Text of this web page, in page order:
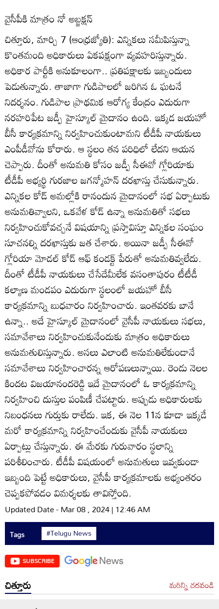
వైసీపీకి మాత్రం నో అబ్జక్షన్‌
చిత్తూరు, మార్చి 7 (ఆంధ్రజ్యోతి): ఎన్నికలు సమీపిస్తున్నా
కొంతమంది అధికారులు ఏకపక్షంగా వ్యవహరిస్తున్నారు.
అధికార పార్టీకి అనుకూలంగా.. ప్రతిపక్షాలకు ఇబ్బందులు
పెడుతున్నారు. తాజాగా గుడిపాలలో జరిగిన ఓ ఘటనే
నిదర్శనం. గుడిపాల ప్రాథమిక ఆరోగ్య కేంద్రం ఎదురుగా
నరహరిపేట జడ్పీ హైస్కూల్‌ మైదానం ఉంది. ఇక్కడ జయహో
బీసీ కార్యక్రమాన్ని నిర్వహించుకుంటామని టీడీపీ నాయకులు
ఎంపీడీవోను కోరారు. ఆ స్థలం తన పరిధిలో లేదని ఆయన
చెప్పారు. దీంతో అనుమతి కోసం జడ్పీ సీఈవో గ్లోరియాకు
టీడీపీ అభ్యర్థి గురజాల జగన్మోహన్‌ దరఖాస్తు చేసుకున్నారు.
ఎన్నికల కోడ్‌ అమల్లోకి రానందున మైదానంలో సభ ఏర్పాటుకు
అనుమతివ్వాలని, ఒకవేళ కోడ్‌ ఉన్నా అనుమతితో సభలు
నిర్వహించుకోవచ్చనే విషయాన్ని ప్రస్తావిస్తూ ఎన్నికల సంఘం
సూచనల్ని దరఖాస్తుకు జత చేశారు. అయినా జడ్పీ సీఈవో
గ్లోరియా మోడల్‌ కోడ్‌ ఆఫ్‌ కండక్ట్‌ పేరుతో అనుమతివ్వలేదు.
దీంతో టీడీపీ నాయకులు చేసేదేమీలేక వసంతాపురం టీటీడీ
కల్యాణ మండపం ఎదురుగా స్థలంలో జయహో బీసీ
కార్యక్రమాన్ని బుధవారం నిర్వహించారు. ఇంతవరకు బానే
ఉన్నా.. అదే హైస్కూల్‌ మైదానంలో వైసీపీ నాయకులు సభలు,
సమావేశాలు నిర్వహించుకునేందుకు మాత్రం అధికారులు
అనుమతులిస్తున్నారు. అసలు ఎలాంటి అనుమతిలేకుండానే
సమావేశాలు నిర్వహించారన్న ఆరోపణలున్నాయి. రెండు నెలల
కిందట విజయానందరెడ్డి ఇదే మైదానంలో ఓ కార్యక్రమాన్ని
నిర్వహించి దుస్తుల పంపిణీ చేపట్టారు. అప్పుడు అధికారులకు
నిబంధనలు గుర్తుకు రాలేదు. ఇక, ఈ నెల 11న కూడా ఇక్కడే
మరో కార్యక్రమాన్ని నిర్వహించేందుకు వైసీపీ నాయకులు
ఏర్పాట్లు చేస్తున్నారు. ఈ మేరకు గురువారం స్థలాన్ని
పరిశీలించారు. టీడీపీ విషయంలో అనుమతులు ఇవ్వకుండా
ఇబ్బంది పెట్టే అధికారులు, వైసీపీ కార్యక్రమాలకు అభ్యంతరం
చెప్పకపోవడం విమర్శలకు తావిస్తోంది.
Updated Date - Mar 08 , 2024 | 12:46 AM
Tags #Telugu News
SUBSCRIBE
చిత్తూరు మరిన్ని చదవండి